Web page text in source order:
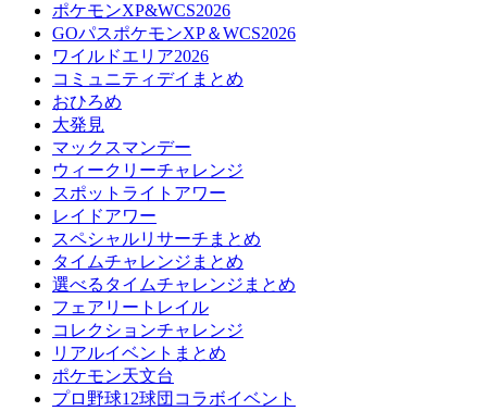
ポケモンXP&WCS2026
GOパスポケモンXP＆WCS2026
ワイルドエリア2026
コミュニティデイまとめ
おひろめ
大発見
マックスマンデー
ウィークリーチャレンジ
スポットライトアワー
レイドアワー
スペシャルリサーチまとめ
タイムチャレンジまとめ
選べるタイムチャレンジまとめ
フェアリートレイル
コレクションチャレンジ
リアルイベントまとめ
ポケモン天文台
プロ野球12球団コラボイベント